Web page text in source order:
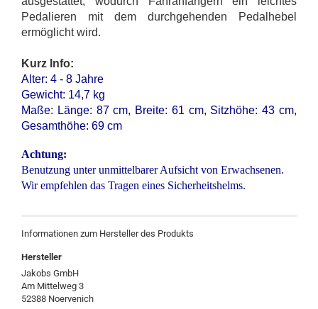
Pedalieren mit dem durchgehenden Pedalhebel
ermöglicht wird.
Kurz Info:
Alter: 4 - 8 Jahre
Gewicht: 14,7 kg
Maße: Länge: 87 cm, Breite: 61 cm, Sitzhöhe: 43 cm,
Gesamthöhe: 69 cm
Achtung:
Benutzung unter unmittelbarer Aufsicht von Erwachsenen.
Wir empfehlen das Tragen eines Sicherheitshelms.
Informationen zum Hersteller des Produkts
Hersteller
Jakobs GmbH
Am Mittelweg 3
52388 Noervenich